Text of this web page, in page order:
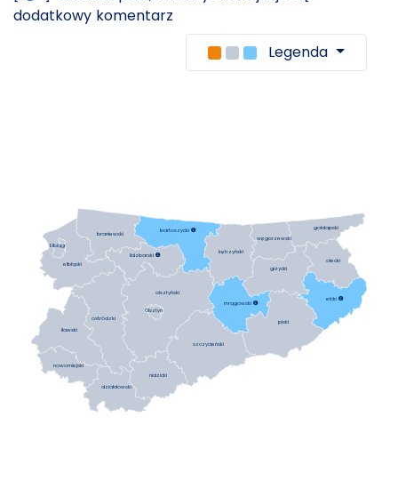
dodatkowy komentarz
Legenda
bartoszycki
braniewski
działdowski
elbląski
ełcki
giżycki
iławski
kętrzyński
lidzbarski
mrągowski
nidzicki
nowomiejski
olecki
olsztyński
ostródzki piski
szczycieński
gołdapski
węgorzewski
Elbląg
Olsztyn